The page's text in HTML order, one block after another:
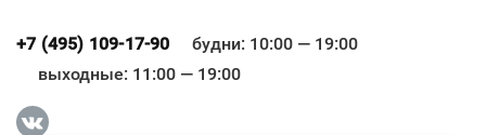
+7 (495) 109-17-90
будни: 10:00 — 19:00
выходные: 11:00 — 19:00
Всё верно